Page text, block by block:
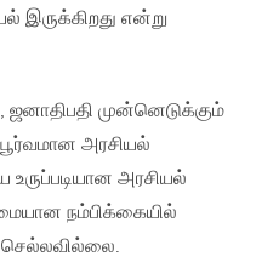
இருக்கிறது என்று
முன்னெடுக்கும்
அரசியல்
அரசியல்
நம்பிக்கையில்
செல்லவில்லை.